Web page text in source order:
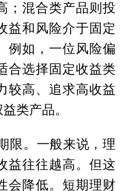
；混合类产品则投
益和风险介于固定
例如，一位风险偏
合选择固定收益类
较高、追求高收益
类产品。
限。一般来说，理
益往往越高。但这
会降低。短期理财